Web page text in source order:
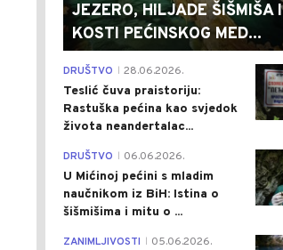
JEZERO, HILJADE ŠIŠMIŠA I
KOSTI PEĆINSKOG MED...
DRUŠTVO 28.06.2026.
Teslić čuva praistoriju:
Rastuška pećina kao svjedok
života neandertalac...
DRUŠTVO 06.06.2026.
U Mićinoj pećini s mladim
naučnikom iz BiH: Istina o
šišmišima i mitu o ...
ZANIMLJIVOSTI 05.06.2026.